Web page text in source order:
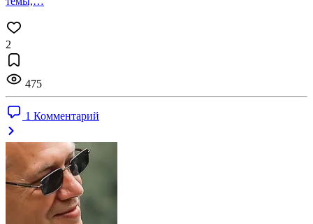
2
475
1 Комментарий